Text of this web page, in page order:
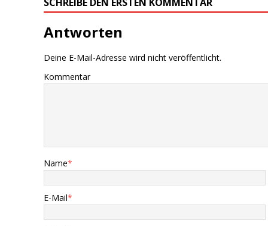
Antworten
Deine E-Mail-Adresse wird nicht veröffentlicht.
Kommentar
Name*
E-Mail*